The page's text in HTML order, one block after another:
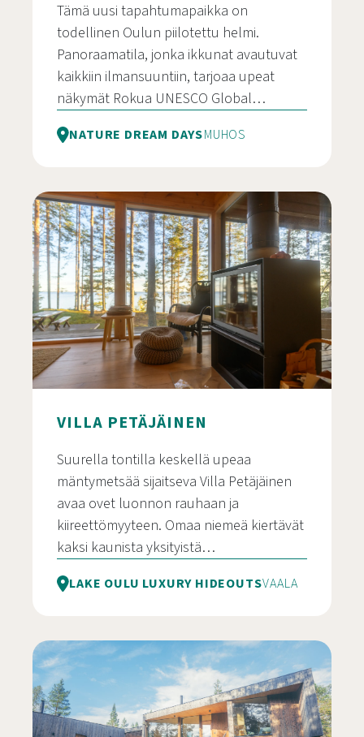
Tämä uusi tapahtumapaikka on
todellinen Oulun piilotettu helmi.
Panoraamatila, jonka ikkunat avautuvat
kaikkiin ilmansuuntiin, tarjoaa upeat
näkymät Rokua UNESCO Global…
NATURE DREAM DAYSMUHOS
VILLA PETÄJÄINEN
Suurella tontilla keskellä upeaa
mäntymetsää sijaitseva Villa Petäjäinen
avaa ovet luonnon rauhaan ja
kiireettömyyteen. Omaa niemeä kiertävät
kaksi kaunista yksityistä…
LAKE OULU LUXURY HIDEOUTSVAALA